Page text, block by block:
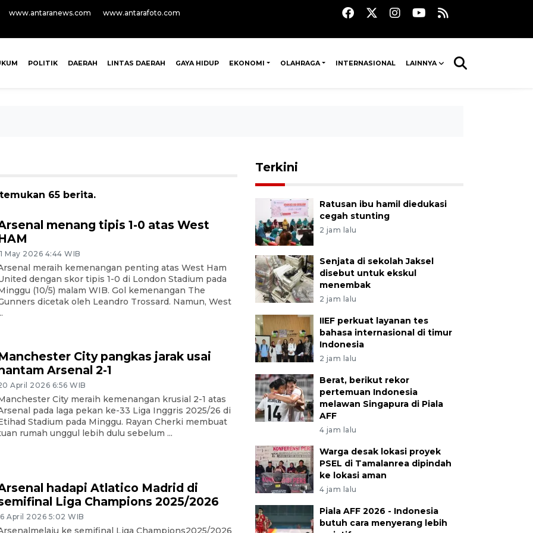
www.antaranews.com www.antarafoto.com
POLITIK DAERAH LINTAS DAERAH GAYA HIDUP EKONOMI OLAHRAGA INTERNASIONAL LAINNYA
65 berita.
menang tipis 1-0 atas West
May 2026 4:44 WIB
meraih kemenangan penting atas West Ham
dengan skor tipis 1-0 di London Stadium pada
(10/5) malam WIB. Gol kemenangan The
dicetak oleh Leandro Trossard. Namun, West
City pangkas jarak usai
Arsenal 2-1
April 2026 6:56 WIB
City meraih kemenangan krusial 2-1 atas
pada laga pekan ke-33 Liga Inggris 2025/26 di
Stadium pada Minggu. Rayan Cherki membuat
rumah unggul lebih dulu sebelum ...
hadapi Atlatico Madrid di
Liga Champions 2025/2026
April 2026 5:02 WIB
ke semifinal Liga Champions2025/2026
Terkini
Ratusan ibu hamil diedukasi
cegah stunting
2 jam lalu
Senjata di sekolah Jaksel
disebut untuk ekskul
menembak
2 jam lalu
IIEF perkuat layanan tes
bahasa internasional di timur
Indonesia
2 jam lalu
Berat, berikut rekor
pertemuan Indonesia
melawan Singapura di Piala
AFF
4 jam lalu
Warga desak lokasi proyek
PSEL di Tamalanrea dipindah
ke lokasi aman
4 jam lalu
Piala AFF 2026 - Indonesia
butuh cara menyerang lebih